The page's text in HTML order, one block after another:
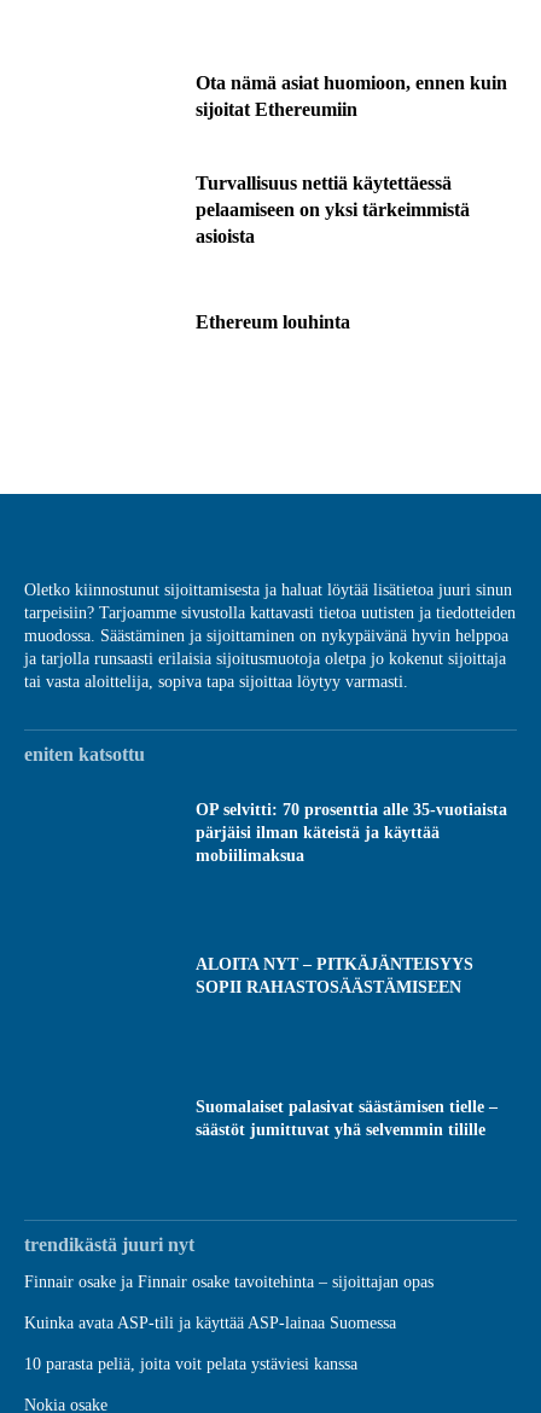
Ota nämä asiat huomioon, ennen kuin
sijoitat Ethereumiin
Turvallisuus nettiä käytettäessä
pelaamiseen on yksi tärkeimmistä
asioista
Ethereum louhinta
Oletko kiinnostunut sijoittamisesta ja haluat löytää lisätietoa juuri sinun
tarpeisiin? Tarjoamme sivustolla kattavasti tietoa uutisten ja tiedotteiden
muodossa. Säästäminen ja sijoittaminen on nykypäivänä hyvin helppoa
ja tarjolla runsaasti erilaisia sijoitusmuotoja oletpa jo kokenut sijoittaja
tai vasta aloittelija, sopiva tapa sijoittaa löytyy varmasti.
eniten katsottu
OP selvitti: 70 prosenttia alle 35-vuotiaista
pärjäisi ilman käteistä ja käyttää
mobiilimaksua
ALOITA NYT – PITKÄJÄNTEISYYS
SOPII RAHASTOSÄÄSTÄMISEEN
Suomalaiset palasivat säästämisen tielle –
säästöt jumittuvat yhä selvemmin tilille
trendikästä juuri nyt
Finnair osake ja Finnair osake tavoitehinta – sijoittajan opas
Kuinka avata ASP-tili ja käyttää ASP-lainaa Suomessa
10 parasta peliä, joita voit pelata ystäviesi kanssa
Nokia osake